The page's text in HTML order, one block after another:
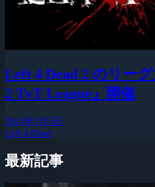
Left 4 Dead 2 のリー
2 TvT League』開催
2011年1月3日
Left 4 Dead
最新記事